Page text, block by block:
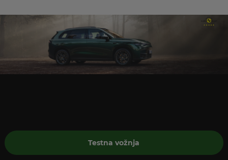
Testna vožnja